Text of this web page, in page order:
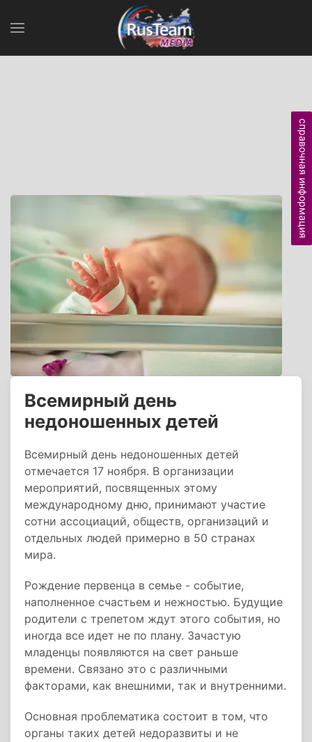
Всемирный день
недоношенных детей
Всемирный день недоношенных детей
отмечается 17 ноября. В организации
мероприятий, посвященных этому
международному дню, принимают участие
сотни ассоциаций, обществ, организаций и
отдельных людей примерно в 50 странах
мира.
Рождение первенца в семье - событие,
наполненное счастьем и нежностью. Будущие
родители с трепетом ждут этого события, но
иногда все идет не по плану. Зачастую
младенцы появляются на свет раньше
времени. Связано это с различными
факторами, как внешними, так и внутренними.
Основная проблематика состоит в том, что
органы таких детей недоразвиты и не
справочная информация